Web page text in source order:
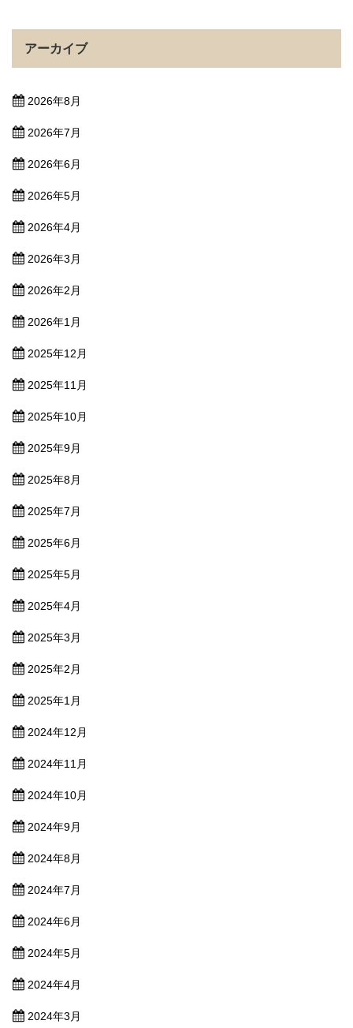
アーカイブ
2026年8月
2026年7月
2026年6月
2026年5月
2026年4月
2026年3月
2026年2月
2026年1月
2025年12月
2025年11月
2025年10月
2025年9月
2025年8月
2025年7月
2025年6月
2025年5月
2025年4月
2025年3月
2025年2月
2025年1月
2024年12月
2024年11月
2024年10月
2024年9月
2024年8月
2024年7月
2024年6月
2024年5月
2024年4月
2024年3月